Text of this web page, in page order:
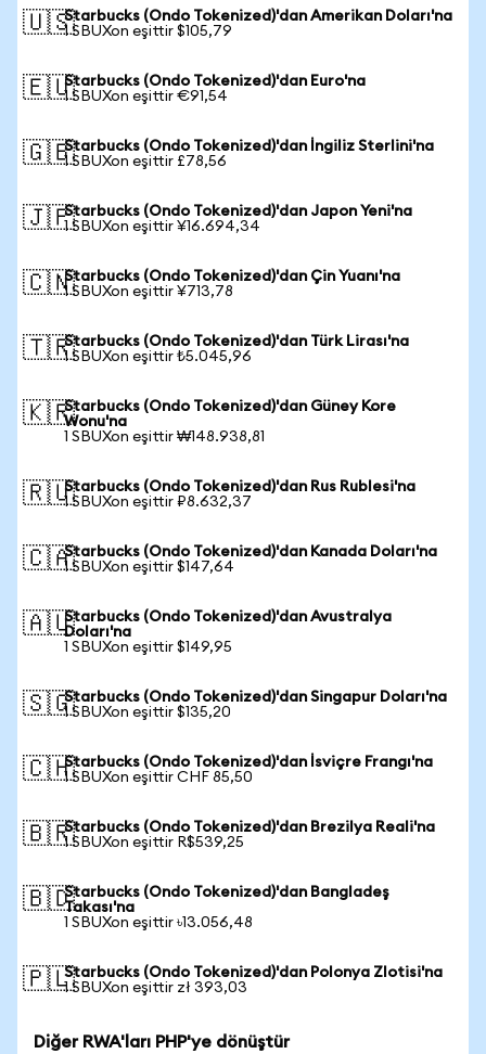
🇺🇸Starbucks (Ondo Tokenized)'dan Amerikan Doları'na
1 SBUXon eşittir $105,79
🇪🇺Starbucks (Ondo Tokenized)'dan Euro'na
1 SBUXon eşittir €91,54
🇬🇧Starbucks (Ondo Tokenized)'dan İngiliz Sterlini'na
1 SBUXon eşittir £78,56
🇯🇵Starbucks (Ondo Tokenized)'dan Japon Yeni'na
1 SBUXon eşittir ¥16.694,34
🇨🇳Starbucks (Ondo Tokenized)'dan Çin Yuanı'na
1 SBUXon eşittir ¥713,78
🇹🇷Starbucks (Ondo Tokenized)'dan Türk Lirası'na
1 SBUXon eşittir ₺5.045,96
🇰🇷Starbucks (Ondo Tokenized)'dan Güney Kore
Wonu'na
1 SBUXon eşittir ₩148.938,81
🇷🇺Starbucks (Ondo Tokenized)'dan Rus Rublesi'na
1 SBUXon eşittir ₽8.632,37
🇨🇦Starbucks (Ondo Tokenized)'dan Kanada Doları'na
1 SBUXon eşittir $147,64
🇦🇺Starbucks (Ondo Tokenized)'dan Avustralya
Doları'na
1 SBUXon eşittir $149,95
🇸🇬Starbucks (Ondo Tokenized)'dan Singapur Doları'na
1 SBUXon eşittir $135,20
🇨🇭Starbucks (Ondo Tokenized)'dan İsviçre Frangı'na
1 SBUXon eşittir CHF 85,50
🇧🇷Starbucks (Ondo Tokenized)'dan Brezilya Reali'na
1 SBUXon eşittir R$539,25
🇧🇩Starbucks (Ondo Tokenized)'dan Bangladeş
Takası'na
1 SBUXon eşittir ৳13.056,48
🇵🇱Starbucks (Ondo Tokenized)'dan Polonya Zlotisi'na
1 SBUXon eşittir zł 393,03
Diğer RWA'ları PHP'ye dönüştür